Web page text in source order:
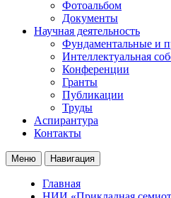
Фотоальбом
Документы
Научная деятельность
Фундаментальные и
Интеллектуальная
Конференции
Гранты
Публикации
Труды
Аспирантура
Контакты
Меню Навигация
Главная